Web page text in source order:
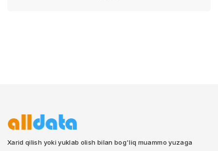
Xarid qilish yoki yuklab olish bilan bog'liq muammo yuzaga